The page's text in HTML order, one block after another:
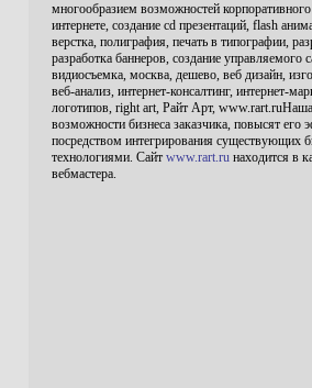
многообразием возможностей
интернете, создание cd презентаций, flash
верстка, полиграфия, печать в типографии,
разработка баннеров, создание управляемого
видиосъемка, москва, дешево, веб дизайн,
веб-анализ, интернет-консалтинг, интернет-
логотипов, right art, Райт Арт,
возможности бизнеса заказчика, повысят
посредством интегрирования существующих
технологиями. Сайт www.rart.ru находится в
вебмастера.